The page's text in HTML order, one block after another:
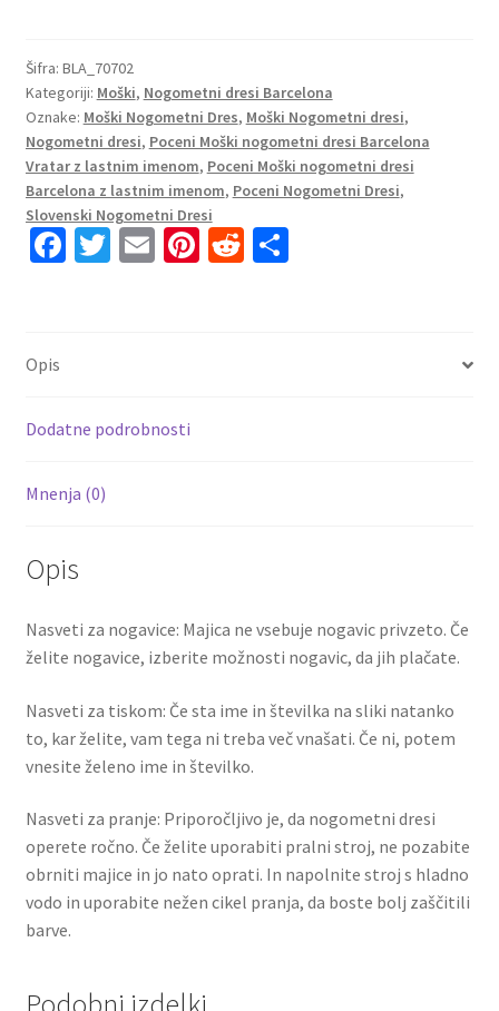
FC
Barcelona
Domači
2023
Kratek
Rokav
+
Kratke
količina
Šifra: BLA_70702
Kategoriji: Moški, Nogometni dresi Barcelona
Oznake: Moški Nogometni Dres, Moški Nogometni dresi,
Nogometni dresi, Poceni Moški nogometni dresi Barcelona
Vratar z lastnim imenom, Poceni Moški nogometni dresi
Barcelona z lastnim imenom, Poceni Nogometni Dresi,
Slovenski Nogometni Dresi
Fa
k
T E Pi R S
Opis
Dodatne podrobnosti
Mnenja (0)
Opis
Nasveti za nogavice: Majica ne vsebuje nogavic privzeto. Če
želite nogavice, izberite možnosti nogavic, da jih plačate.
Nasveti za tiskom: Če sta ime in številka na sliki natanko
to, kar želite, vam tega ni treba več vnašati. Če ni, potem
vnesite želeno ime in številko.
Nasveti za pranje: Priporočljivo je, da nogometni dresi
operete ročno. Če želite uporabiti pralni stroj, ne pozabite
obrniti majice in jo nato oprati. In napolnite stroj s hladno
vodo in uporabite nežen cikel pranja, da boste bolj zaščitili
barve.